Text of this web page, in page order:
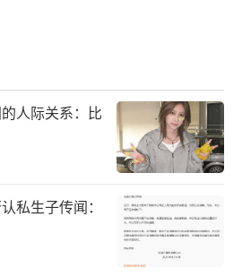
人际关系：比
私生子传闻：